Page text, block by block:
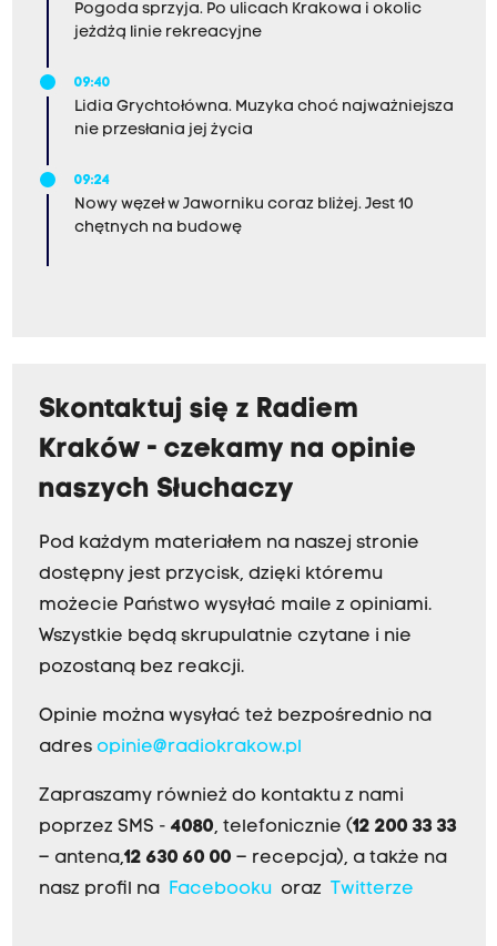
Pogoda sprzyja. Po ulicach Krakowa i okolic
jeżdżą linie rekreacyjne
09:40
Lidia Grychtołówna. Muzyka choć najważniejsza
nie przesłania jej życia
09:24
Nowy węzeł w Jaworniku coraz bliżej. Jest 10
chętnych na budowę
Skontaktuj się z Radiem
Kraków - czekamy na opinie
naszych Słuchaczy
Pod każdym materiałem na naszej stronie
dostępny jest przycisk, dzięki któremu
możecie Państwo wysyłać maile z opiniami.
Wszystkie będą skrupulatnie czytane i nie
pozostaną bez reakcji.
Opinie można wysyłać też bezpośrednio na
adres opinie@radiokrakow.pl
Zapraszamy również do kontaktu z nami
poprzez SMS - 4080, telefonicznie (12 200 33 33
– antena,12 630 60 00 – recepcja), a także na
nasz profil na Facebookuoraz Twitterze